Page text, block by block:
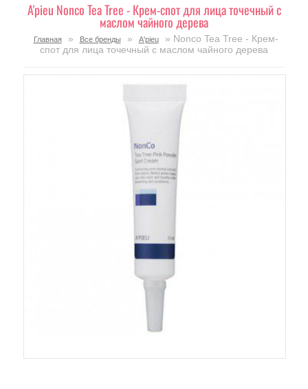
A'pieu Nonco Tea Tree - Крем-спот для лица точечный с
маслом чайного дерева
Главная » Все бренды » A'pieu
» Nonco Tea Tree - Крем-
спот для лица точечный с маслом чайного дерева